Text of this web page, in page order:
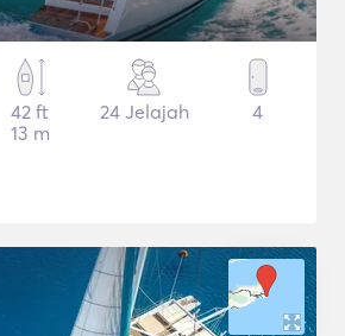
42 ft
13 m
24 Jelajah 4